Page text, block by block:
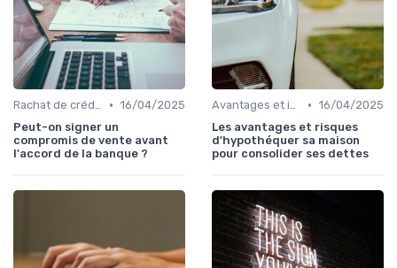
Rachat de crédit immobilier • 16/04/2025
Peut-on signer un
compromis de vente avant
l'accord de la banque ?
Avantages et inconvénients • 16/04/2025
Les avantages et risques
d'hypothéquer sa maison
pour consolider ses dettes